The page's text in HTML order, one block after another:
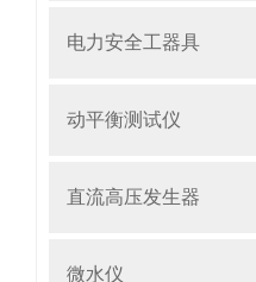
电力安全工器具
动平衡测试仪
直流高压发生器
微水仪